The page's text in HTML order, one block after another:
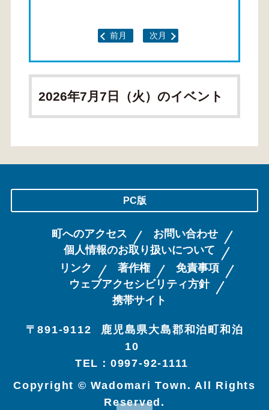
前月 次月
2026年7月7日（火）のイベント
PC版
町へのアクセス
お問い合わせ
個人情報のお取り扱いについて
リンク
著作権
免責事項
ウェブアクセシビリティ方針
携帯サイト
〒891-9112
鹿児島県大島郡和泊町和泊
10
TEL：0997-92-1111
Copyright © Wadomari Town. All Rights
Reserved.